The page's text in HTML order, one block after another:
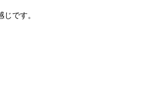
です。